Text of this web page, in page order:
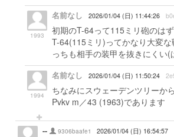
1993
名前なし 2026/01/04 (日) 11:44:26
初期のT-64って115ミリ砲のは
T-64(115ミリ)ってかなり大変
っちも相手の装甲を抜きにくい(
1994
名前なし 2026/01/04 (日) 11:50:24
ちなみにスウェーデンツリーか
Pvkv m／43 (1963)であります
-- 9306baafe1 2026/01/04 (日) 16:54:57